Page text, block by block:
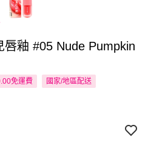
釉 #05 Nude Pumpkin
免運費 國家/地區配送